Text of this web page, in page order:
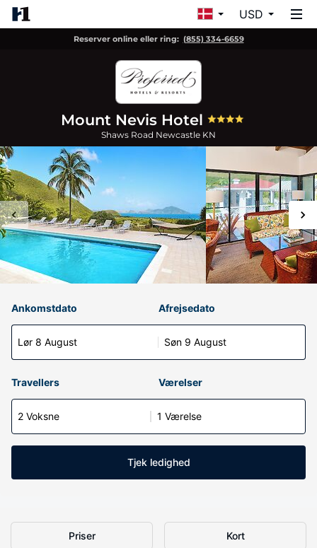
USD
Reserver online eller ring: (855) 334-6659
Mount Nevis Hotel
Shaws Road Newcastle KN
Ankomstdato
Lør 8 August
Afrejsedato
Søn 9 August
Travellers Værelser
2 Voksne 1 Værelse
Tjek ledighed
Priser Kort